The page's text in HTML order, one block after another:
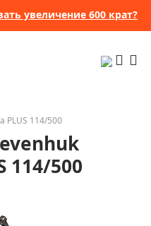
увеличение 600 крат?
PLUS 114/500
114/500